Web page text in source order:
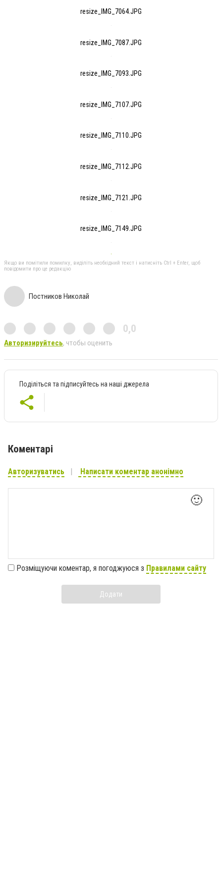
resize_IMG_7064.JPG
resize_IMG_7087.JPG
resize_IMG_7093.JPG
resize_IMG_7107.JPG
resize_IMG_7110.JPG
resize_IMG_7112.JPG
resize_IMG_7121.JPG
resize_IMG_7149.JPG
Якщо ви помітили помилку, виділіть необхідний текст і натисніть Ctrl + Enter, щоб
повідомити про це редакцію
Постников Николай
0,0
Авторизируйтесь, чтобы оценить
Поділіться та підписуйтесь на наші джерела
Коментарі
Авторизуватись Написати коментар анонімно
🙂
Розміщуючи коментар, я погоджуюся з Правилами сайту
Додати